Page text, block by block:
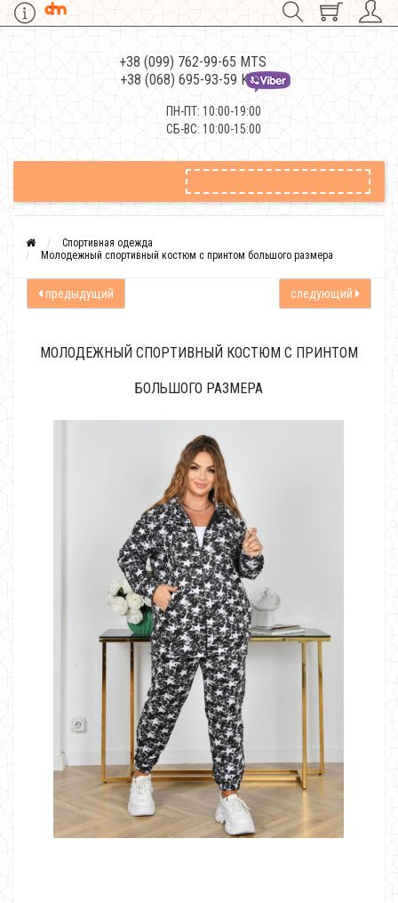
+38 (099) 762-99-65 MTS
+38 (068) 695-93-59 Kievstar
ПН-ПТ: 10:00-19:00
СБ-ВС: 10:00-15:00
Спортивная одежда
Молодежный спортивный костюм с принтом большого размера
предыдущий следующий
МОЛОДЕЖНЫЙ СПОРТИВНЫЙ КОСТЮМ С ПРИНТОМ
БОЛЬШОГО РАЗМЕРА